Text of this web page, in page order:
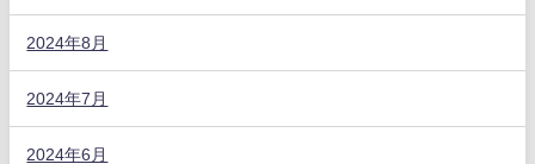
2024年8月
2024年7月
2024年6月